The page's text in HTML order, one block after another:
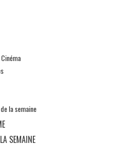
la semaine
SEMAINE